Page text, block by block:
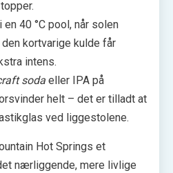
40 °C pool, når solen
kortvarige kulde får
intens.
soda eller IPA på
helt – det er tilladt at
ved liggestolene.
Hot Springs et
nærliggende, mere livlige